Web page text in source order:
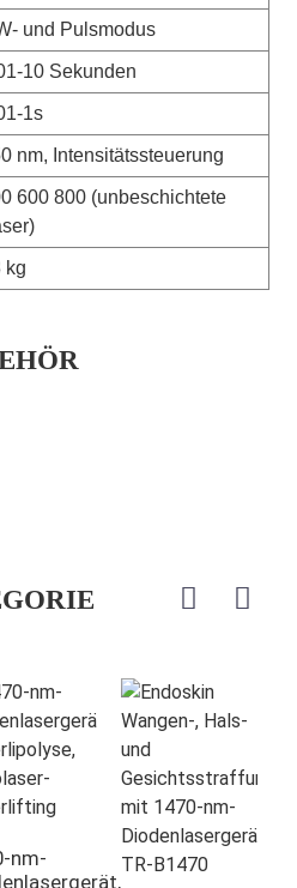
und Pulsmodus
10 Sekunden
1s
nm, Intensitätssteuerung
600 800 (unbeschichtete
kg
nm-